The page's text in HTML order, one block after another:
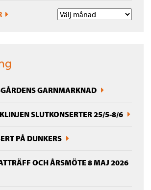
GARNMARKNAD
SLUTKONSERTER 25/5-8/6
PÅ DUNKERS
OCH ÅRSMÖTE 8 MAJ 2026